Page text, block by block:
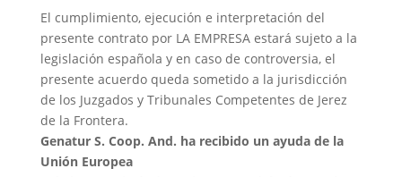
El cumplimiento, ejecución e interpretación del
presente contrato por LA EMPRESA estará sujeto a la
legislación española y en caso de controversia, el
presente acuerdo queda sometido a la jurisdicción
de los Juzgados y Tribunales Competentes de Jerez
de la Frontera.
Genatur S. Coop. And. ha recibido un ayuda de la
Unión Europea